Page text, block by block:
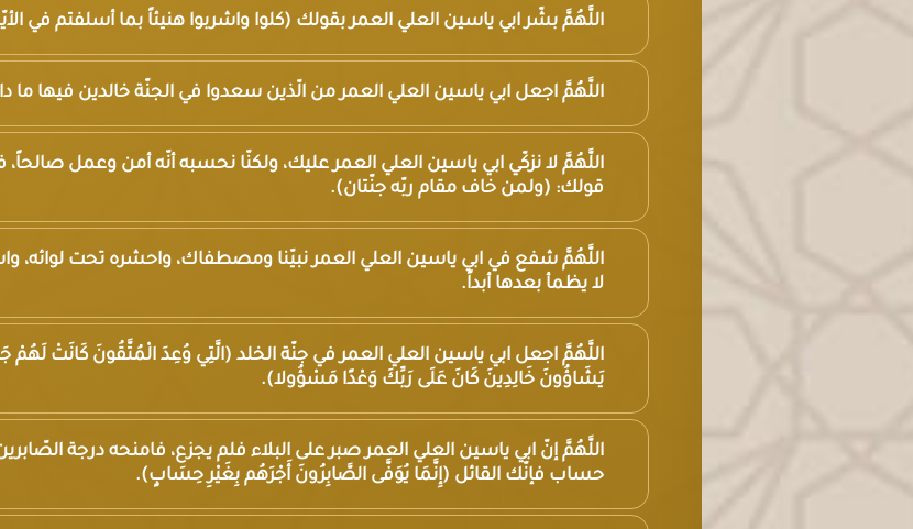
اللَّهُمَّ بشّر ابي ياسين العلي العمر بقولك (كلوا واشربوا هنيئاً بما أسلفتم في
اللَّهُمَّ اجعل ابي ياسين العلي العمر من الّذين سعدوا في الجنّة خالدين فيها
اللَّهُمَّ لا نزكّي ابي ياسين العلي العمر عليك، ولكنّا نحسبه أنّه أمن وعمل
قولك: (ولمن خاف مقام ربّه جنّتان).
اللَّهُمَّ شفع في ابي ياسين العلي العمر نبيّنا ومصطفاك، واحشره تحت لوائه،
لا يظمأ بعدها أبداً.
اللَّهُمَّ اجعل ابي ياسين العلي العمر في جنّة الخلد (الَّتِي وُعِدَ الْمُتَّقُونَ كَانَتْ لَهُمْ
يَشَاؤُونَ خَالِدِينَ كَانَ عَلَى رَبِّكَ وَعْدًا مَسْؤُولا).
اللَّهُمَّ إنّ ابي ياسين العلي العمر صبر على البلاء فلم يجزع، فامنحه درجة
حساب فإنّك القائل (إِنَّمَا يُوَفَّى الصَّابِرُونَ أَجْرَهُم بِغَيْرِ حِسَابٍ).